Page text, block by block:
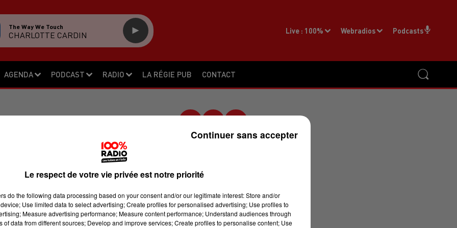
AGENDA PODCAST RADIO LA RÉGIE PUB CONTACT
Live : 100% Webradios Podcasts
The Way We Touch
CHARLOTTE CARDIN
À PAU
s'est déclaré dans un immeuble
plusieurs appartements et provoqué
mitoyennes. Quatre personnes ont
mais une cinquième n'a pas pu être
Le respect de votre vie privée est notre priorité
do the following data processing based on your consent and/or our legitimate interest: Store and/or
Use limited data to select advertising; Create profiles for personalised advertising; Use profiles to
Measure advertising performance; Measure content performance; Understand audiences through
of data from different sources; Develop and improve services; Create profiles to personalise content; Use
Continuer sans accepter